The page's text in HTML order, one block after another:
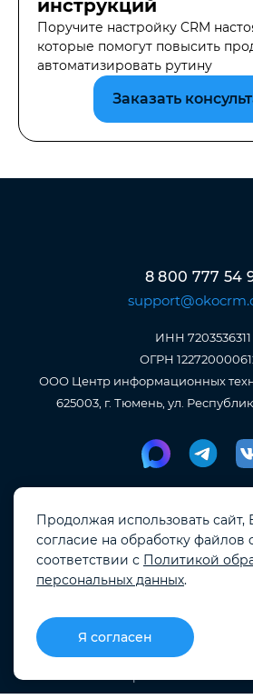
инструкций
Поручите настройку CRM
которые помогут повысить
автоматизировать рутину
Заказать
8 800 777 54
ИНН 7203536311
ОГРН
ООО Центр информационных
625003, г. Тюмень, ул.
ПО№23100
Лицензионное
Пользовательское
Продолжая использовать сайт,
согласие на обработку файлов
соответствии с Политикой
персональных данных.
Я согласен